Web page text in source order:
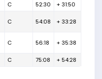
C 52:30 + 31:50
C 54:08 + 33:28
C 56:18 + 35:38
C 75:08 + 54:28